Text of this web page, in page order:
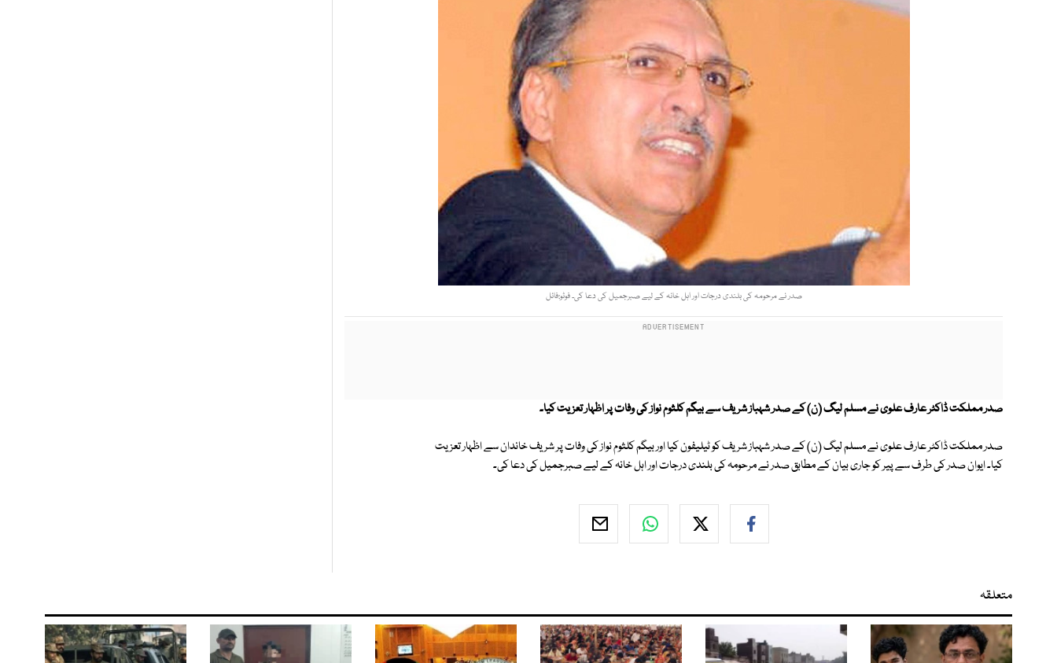
صدر نے مرحومہ کی بلندی درجات اور اہل خانہ کے لیے صبرجمیل کی دعا کی۔ فوٹو:فائل
صدر مملکت ڈاکٹر عارف علوی نے مسلم لیگ (ن) کے صدر شہباز شریف سے بیگم کلثوم نواز کی وفات پر اظہار تعزیت کیا۔
صدر مملکت ڈاکٹر عارف علوی نے مسلم لیگ (ن) کے صدر شہباز شریف کو ٹیلیفون کیا اور بیگم کلثوم نواز کی وفات پر شریف خاندان سے اظہار تعزیت
کیا۔ ایوان صدر کی طرف سے پیر کو جاری بیان کے مطابق صدر نے مرحومہ کی بلندی درجات اور اہل خانہ کے لیے صبرجمیل کی دعا کی۔
متعلقہ